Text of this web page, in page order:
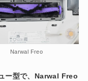
Narwal Freo
ー型で、Narwal Freo